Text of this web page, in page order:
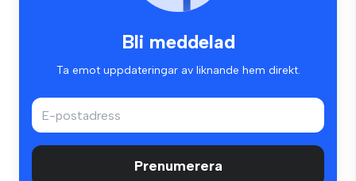
Bli meddelad
Ta emot uppdateringar av liknande hem direkt.
Prenumerera